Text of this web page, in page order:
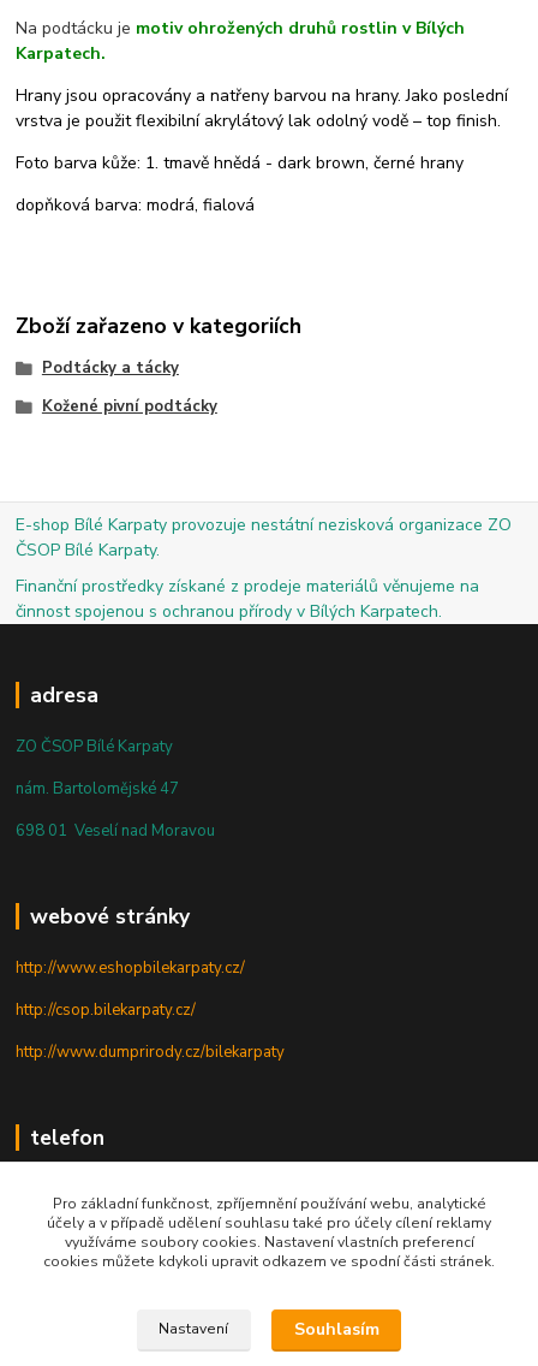
Na podtácku je motiv ohrožených druhů rostlin v Bílých
Karpatech.
Hrany jsou opracovány a natřeny barvou na hrany. Jako poslední
vrstva je použit flexibilní akrylátový lak odolný vodě – top finish.
Foto barva kůže: 1. tmavě hnědá - dark brown, černé hrany
dopňková barva: modrá, fialová
Zboží zařazeno v kategoriích
Podtácky a tácky
Kožené pivní podtácky
E-shop Bílé Karpaty provozuje nestátní nezisková organizace ZO
ČSOP Bílé Karpaty.
Finanční prostředky získané z prodeje materiálů věnujeme na
činnost spojenou s ochranou přírody v Bílých Karpatech.
adresa
ZO ČSOP Bílé Karpaty
nám. Bartolomějské 47
698 01 Veselí nad Moravou
webové stránky
http://www.eshopbilekarpaty.cz/
http://csop.bilekarpaty.cz/
http://www.dumprirody.cz/bilekarpaty
telefon
+420 727 880 789
PO - PÁ: 9 - 17
Pro základní funkčnost, zpříjemnění používání webu, analytické
účely a v případě udělení souhlasu také pro účely cílení reklamy
využíváme soubory cookies. Nastavení vlastních preferencí
cookies můžete kdykoli upravit odkazem ve spodní části stránek.
Nastavení Souhlasím